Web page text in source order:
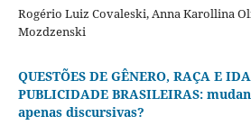
Rogério Luiz Covaleski, Anna Karollina
Mozdzenski
QUESTÕES DE GÊNERO, RAÇA E
PUBLICIDADE BRASILEIRAS:
apenas discursivas?